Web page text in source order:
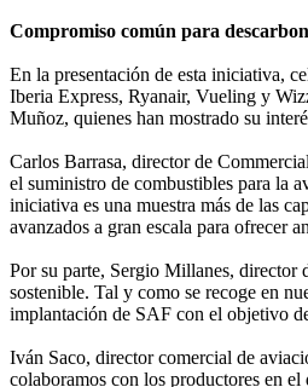
Compromiso común para
En la presentación de esta iniciativa,
Iberia Express, Ryanair, Vueling y
Muñoz, quienes han mostrado su
Carlos Barrasa, director de
el suministro de combustibles para la
iniciativa es una muestra más de las
avanzados a gran escala para ofrecer
Por su parte, Sergio Millanes, director
sostenible. Tal y como se recoge en
implantación de SAF con el objetivo
Iván Saco, director comercial de
colaboramos con los productores en